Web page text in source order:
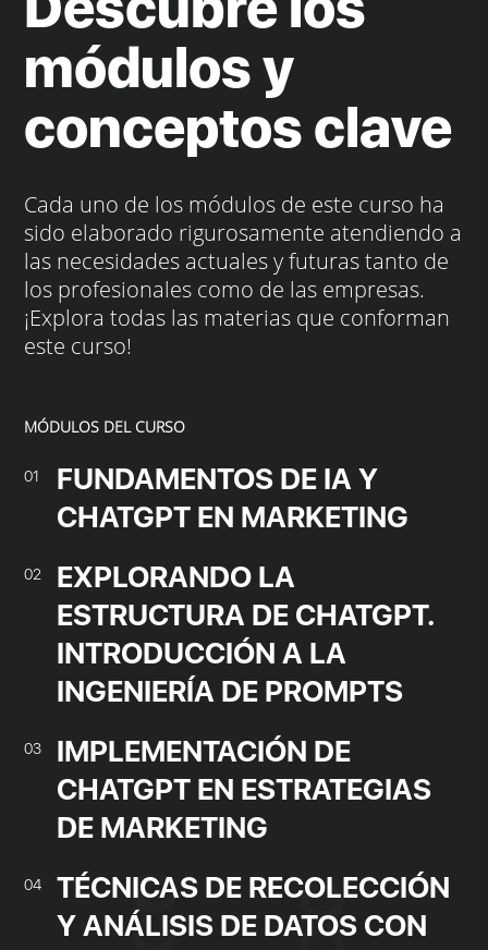
módulos y
conceptos clave
Cada uno de los módulos de este curso ha
sido elaborado rigurosamente atendiendo a
las necesidades actuales y futuras tanto de
los profesionales como de las empresas.
¡Explora todas las materias que conforman
este curso!
MÓDULOS DEL CURSO
01
FUNDAMENTOS DE IA Y
CHATGPT EN MARKETING
02
EXPLORANDO LA
ESTRUCTURA DE CHATGPT.
INTRODUCCIÓN A LA
INGENIERÍA DE PROMPTS
03
IMPLEMENTACIÓN DE
CHATGPT EN ESTRATEGIAS
DE MARKETING
04
TÉCNICAS DE RECOLECCIÓN
Y ANÁLISIS DE DATOS CON